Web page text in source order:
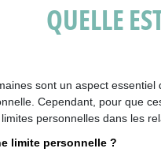
QUELLE
sont un aspect
Cependant, pour que
personnelles dans les
limite personnelle ?